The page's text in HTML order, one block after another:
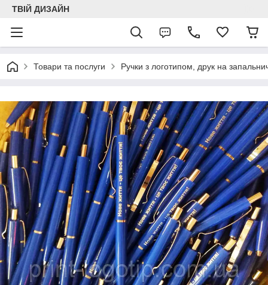
ТВІЙ ДИЗАЙН
Товари та послуги Ручки з логотипом, друк на